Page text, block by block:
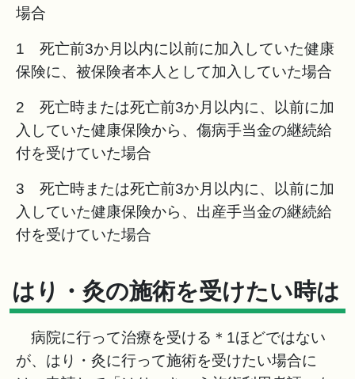
場合
1 死亡前3か月以内に以前に加入していた健康
保険に、被保険者本人として加入していた場合
2 死亡時または死亡前3か月以内に、以前に加
入していた健康保険から、傷病手当金の継続給
付を受けていた場合
3 死亡時または死亡前3か月以内に、以前に加
入していた健康保険から、出産手当金の継続給
付を受けていた場合
はり・灸の施術を受けたい時は
病院に行って治療を受ける＊1ほどではない
が、はり・灸に行って施術を受けたい場合に